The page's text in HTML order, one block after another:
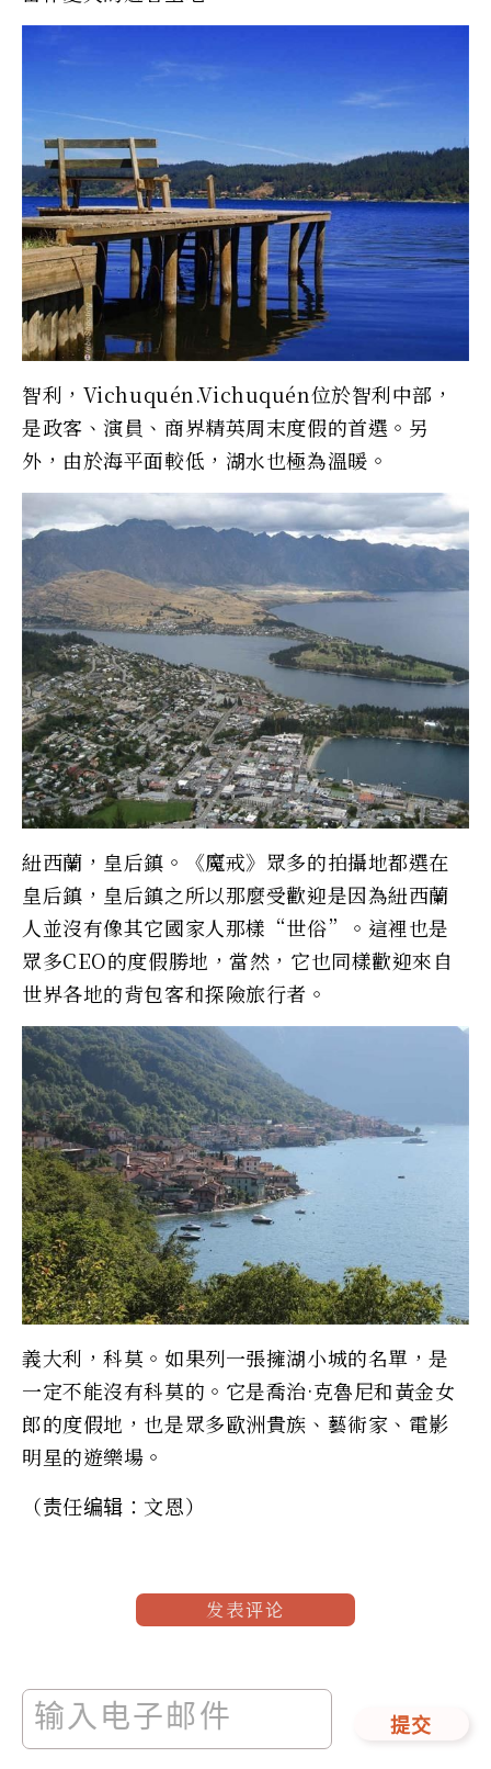
智利，Vichuquén.Vichuquén位於智利中部，
是政客、演員、商界精英周末度假的首選。另
外，由於海平面較低，湖水也極為溫暖。
紐西蘭，皇后鎮。《魔戒》眾多的拍攝地都選在
皇后鎮，皇后鎮之所以那麼受歡迎是因為紐西蘭
人並沒有像其它國家人那樣“世俗”。這裡也是
眾多CEO的度假勝地，當然，它也同樣歡迎來自
世界各地的背包客和探險旅行者。
義大利，科莫。如果列一張擁湖小城的名單，是
一定不能沒有科莫的。它是喬治·克魯尼和黃金女
郎的度假地，也是眾多歐洲貴族、藝術家、電影
明星的遊樂場。
（责任编辑：文恩）
发表评论
提交